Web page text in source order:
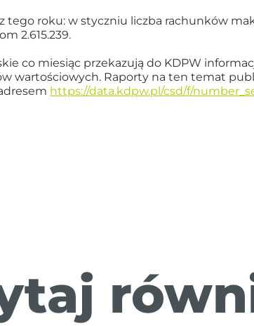
tego roku: w styczniu liczba rachunków
2.615.239.
co miesiąc przekazują do KDPW
wartościowych. Raporty na ten temat
https://data.kdpw.pl/csd/f/